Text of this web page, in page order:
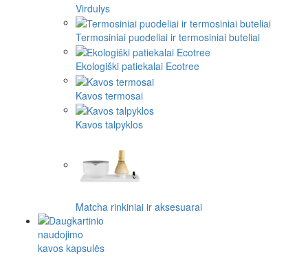
Virdulys
Termosiniai puodeliai ir termosiniai buteliai
Ekologiški patiekalai Ecotree
Kavos termosai
Kavos talpyklos
Matcha rinkiniai ir aksesuarai